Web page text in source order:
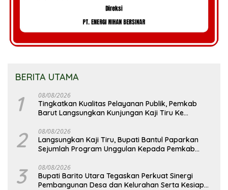
BERITA UTAMA
1 08/08/2026
Tingkatkan Kualitas Pelayanan Publik, Pemkab
Barut Langsungkan Kunjungan Kaji Tiru Ke
2 08/08/2026
Langsungkan Kaji Tiru, Bupati Bantul Paparkan
Sejumlah Program Unggulan Kepada Pemkab
3 08/08/2026
Bupati Barito Utara Tegaskan Perkuat Sinergi
Pembangunan Desa dan Kelurahan Serta Kesiapan